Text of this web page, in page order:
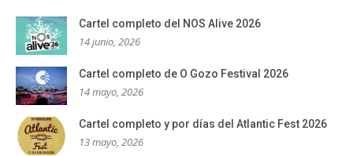
Cartel completo del NOS Alive 2026
14 junio, 2026
Cartel completo de O Gozo Festival 2026
14 mayo, 2026
Cartel completo y por días del Atlantic Fest 2026
13 mayo, 2026